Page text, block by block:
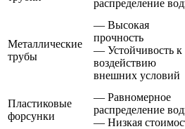
распределение
Металлические
трубы
— Высокая
прочность
— Устойчивость к
воздействию
внешних условий
Пластиковые
форсунки
— Равномерное
распределение
— Низкая